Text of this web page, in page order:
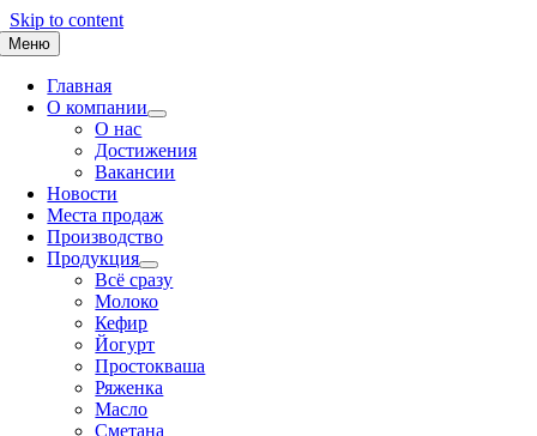
Skip to content
Меню
Главная
О компании
О нас
Достижения
Вакансии
Новости
Места продаж
Производство
Продукция
Всё сразу
Молоко
Кефир
Йогурт
Простокваша
Ряженка
Масло
Сметана